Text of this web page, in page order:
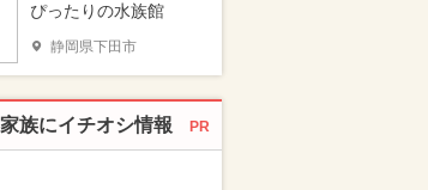
ぴったりの水族館
静岡県下田市
族にイチオシ情報 PR